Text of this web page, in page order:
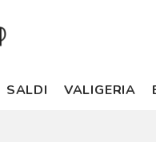
SALDI VALIGERIA